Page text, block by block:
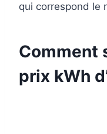
qui correspond le
Comment
prix kWh